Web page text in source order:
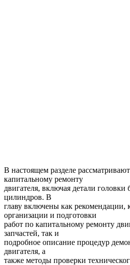
В настоящем разделе
капитальному ремонту
двигателя, включая детали
цилиндров. В
главу включены как рекомендации,
организации и подготовки
работ по капитальному ремонту
запчастей, так и
подробное описание процедур
двигателя, а
также методы проверки